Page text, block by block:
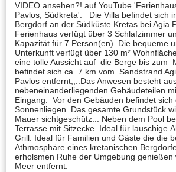
VIDEO ansehen?! auf YouTube
Pavlos, Südkreta'. Die Villa befindet sich
Bergdorf an der Südküste Kretas bei Agia
Ferienhaus verfügt über 3 Schlafzimmer
Kapazität für 7 Person(en). Die bequeme
Unterkunft verfügt über 130 m²
eine tolle Aussicht auf die Berge bis zum
befindet sich ca. 7 km vom Sandstrand
Pavlos entfernt,,..Das Anwesen besteht
nebeneinanderliegenden Gebäudeteilen
Eingang. Vor den Gebäuden befindet
Sonnenliegen. Das gesamte Grundstück
Mauer sichtgeschütz... Neben dem Pool
Terrasse mit Sitzecke. Ideal für lauschige
Grill. Ideal für Familien und Gäste die die
Athmosphäre eines kretanischen
erholsmen Ruhe der Umgebung genießen
Meer entfernt.